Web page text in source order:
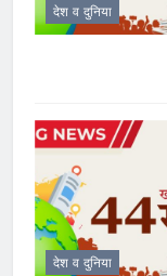
देश व दुनिया
देश व दुनिया